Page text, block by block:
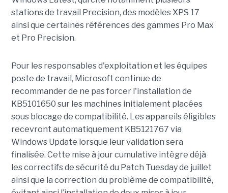
stations de travail Precision, des modèles XPS 17
ainsi que certaines références des gammes Pro Max
et Pro Precision.
Pour les responsables d'exploitation et les équipes
poste de travail, Microsoft continue de
recommander de ne pas forcer l'installation de
KB5101650 sur les machines initialement placées
sous blocage de compatibilité. Les appareils éligibles
recevront automatiquement KB5121767 via
Windows Update lorsque leur validation sera
finalisée. Cette mise à jour cumulative intègre déjà
les correctifs de sécurité du Patch Tuesday de juillet
ainsi que la correction du problème de compatibilité,